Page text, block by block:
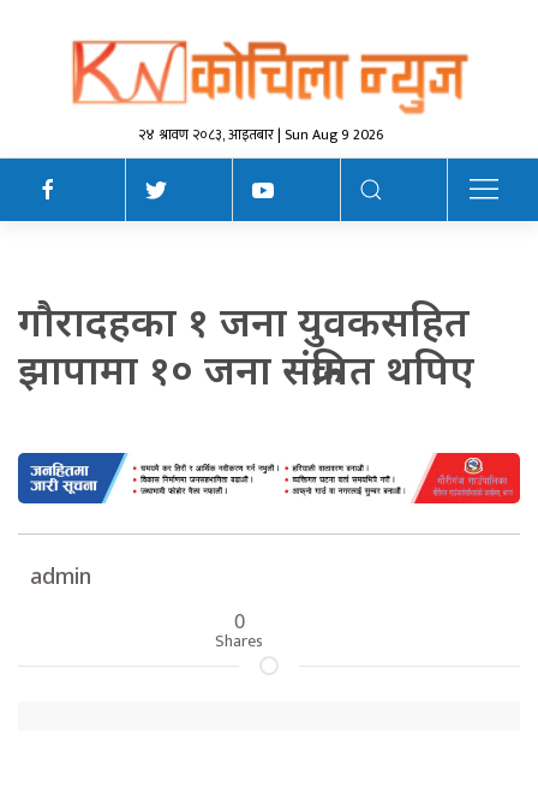
२४ श्रावण २०८३, आइतबार | Sun Aug 9 2026
गाैरादहका १ जना युवकसहित
झापामा १० जना संक्रमित थपिए
admin
0
Shares